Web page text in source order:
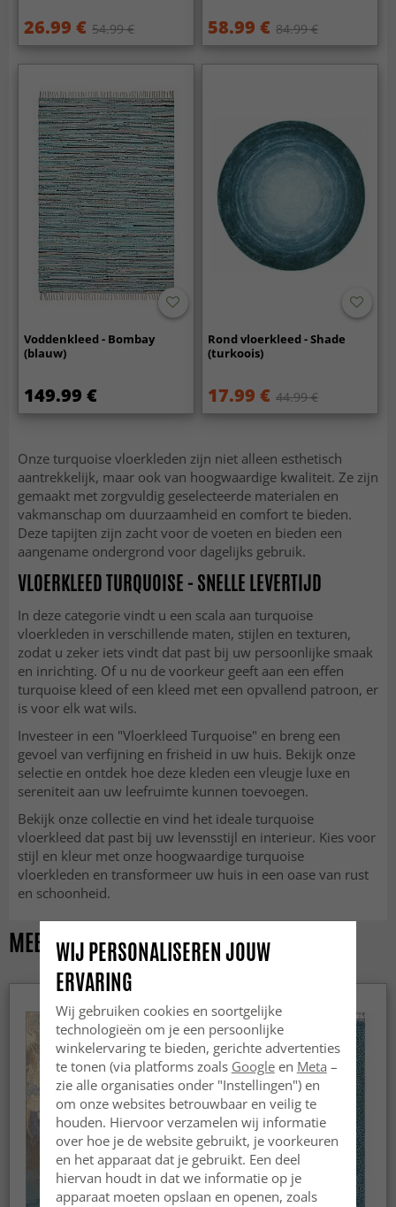
26.99 € 54.99 € 58.99 € 84.99 €
Voddenkleed - Bombay
(blauw)
149.99 €
Rond vloerkleed - Shade
(turkoois)
17.99 € 44.99 €
Onze turquoise vloerkleden zijn niet alleen esthetisch
aantrekkelijk, maar ook van hoogwaardige kwaliteit. Ze zijn
gemaakt met zorgvuldig geselecteerde materialen en
vakmanschap om duurzaamheid en comfort te bieden.
Deze tapijten zijn zacht voor de voeten en bieden een
aangename ondergrond voor dagelijks gebruik.
VLOERKLEED TURQUOISE - SNELLE LEVERTIJD
In deze categorie vindt u een scala aan turquoise
vloerkleden in verschillende maten, stijlen en texturen,
zodat u zeker iets vindt dat past bij uw persoonlijke smaak
en inrichting. Of u nu de voorkeur geeft aan een effen
turquoise kleed of een kleed met een opvallend patroon, er
is voor elk wat wils.
Investeer in een "Vloerkleed Turquoise" en breng een
gevoel van verfijning en frisheid in uw huis. Bekijk onze
selectie en ontdek hoe deze kleden een vleugje luxe en
sereniteit aan uw leefruimte kunnen toevoegen.
Bekijk onze collectie en vind het ideale turquoise
vloerkleed dat past bij uw levensstijl en interieur. Kies voor
stijl en kleur met onze hoogwaardige turquoise
vloerkleden en transformeer uw huis in een oase van rust
en schoonheid.
MEEST BEKEKEN PRODUCTEN
WIJ PERSONALISEREN JOUW
ERVARING
Wij gebruiken cookies en soortgelijke
technologieën om je een persoonlijke
winkelervaring te bieden, gerichte advertenties
te tonen (via platforms zoals Googleen Meta –
zie alle organisaties onder "Instellingen") en
om onze websites betrouwbaar en veilig te
houden. Hiervoor verzamelen wij informatie
over hoe je de website gebruikt, je voorkeuren
en het apparaat dat je gebruikt. Een deel
hiervan houdt in dat we informatie op je
apparaat moeten opslaan en openen, zoals